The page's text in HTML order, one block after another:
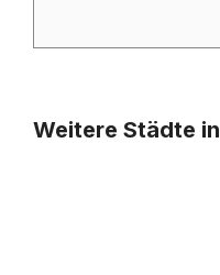
Weitere Städte